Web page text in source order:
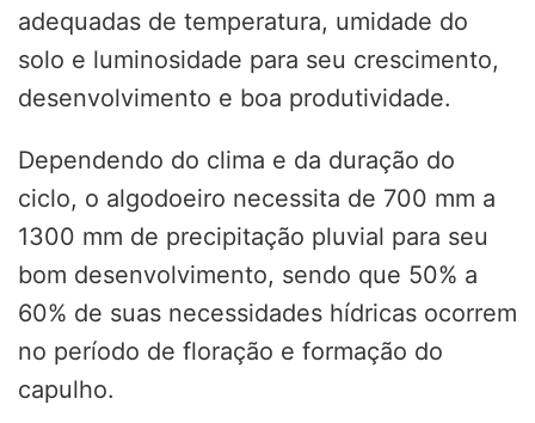
adequadas de temperatura, umidade do
solo e luminosidade para seu crescimento,
desenvolvimento e boa produtividade.
Dependendo do clima e da duração do
ciclo, o algodoeiro necessita de 700 mm a
1300 mm de precipitação pluvial para seu
bom desenvolvimento, sendo que 50% a
60% de suas necessidades hídricas ocorrem
no período de floração e formação do
capulho.